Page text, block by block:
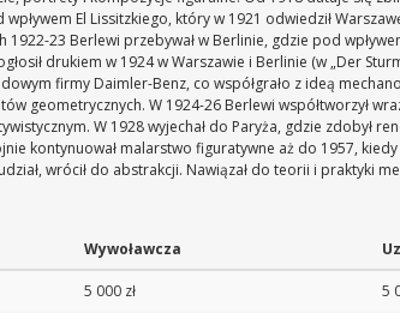
El Lissitzkiego, który w 1921 odwiedził
1922-23 Berlewi przebywał w Berlinie, gdzie pod
drukiem w 1924 w Warszawie i Berlinie (w „Der
firmy Daimler-Benz, co współgrało z ideą
geometrycznych. W 1924-26 Berlewi współtworzył
W 1928 wyjechał do Paryża, gdzie zdobył
kontynuował malarstwo figuratywne aż do 1957,
wrócił do abstrakcji. Nawiązał do teorii i praktyki
Wywoławcza
5 000 zł 5